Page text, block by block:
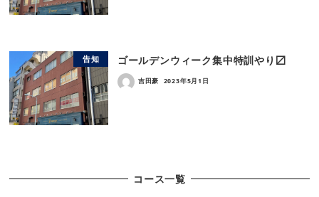
告知 ゴールデンウィーク集中特訓やり〼
吉田豪 2023年5月1日
コース一覧